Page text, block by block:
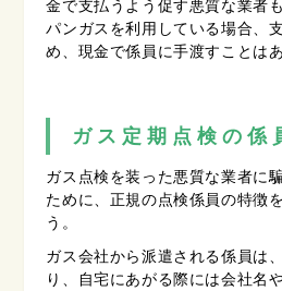
金で支払うよう促す悪質な業者
パンガスを利用している場合、
め、現金で係員に手渡すことは
ガス定期点検の係
ガス点検を装った悪質な業者に
ために、正規の点検係員の特徴
う。
ガス会社から派遣される係員は
り、自宅にあがる際には会社名